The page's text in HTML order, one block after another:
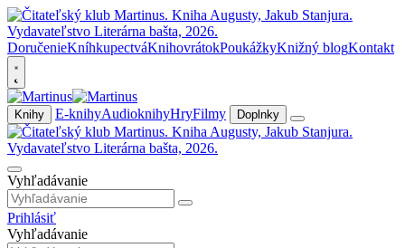
DoručenieKníhkupectváKnihovrátokPoukážkyKnižný blogKontakt
Knihy E-knihyAudioknihyHryFilmy Doplnky
Vyhľadávanie
Prihlásiť
Vyhľadávanie